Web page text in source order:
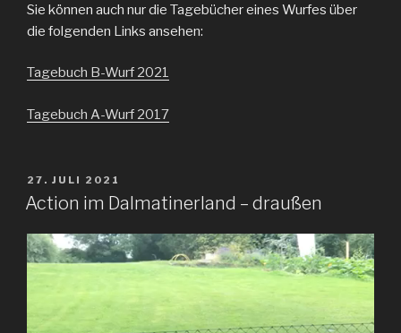
Sie können auch nur die Tagebücher eines Wurfes über
die folgenden Links ansehen:
Tagebuch B-Wurf 2021
Tagebuch A-Wurf 2017
VERÖFFENTLICHT
AM
27. JULI 2021
Action im Dalmatinerland – draußen
Video-
Player